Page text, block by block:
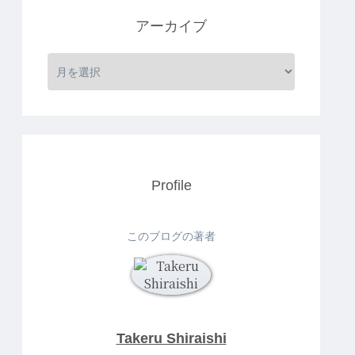
アーカイブ
Profile
このブログの著者
Takeru Shiraishi